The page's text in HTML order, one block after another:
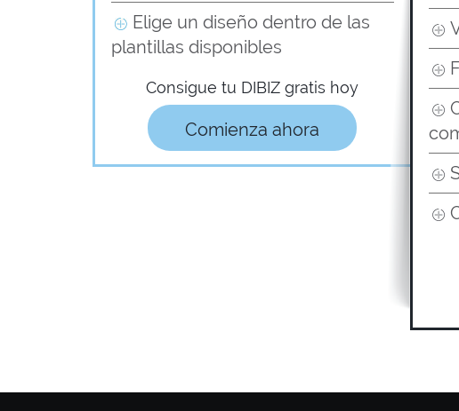
Elige un diseño dentro de las
plantillas disponibles
Consigue tu DIBIZ gratis hoy
Comienza ahora